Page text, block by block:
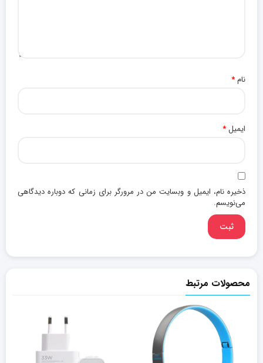
نام*
ایمیل*
ذخیره نام، ایمیل و وبسایت من در مرورگر برای زمانی که دوباره دیدگاهی
می‌نویسم.
محصولات مرتبط